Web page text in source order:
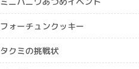
フォーチュンクッキー
タクミの挑戦状